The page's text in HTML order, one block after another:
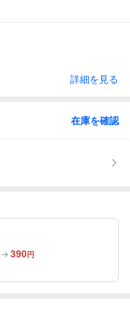
詳細を見る
在庫を確認
390円